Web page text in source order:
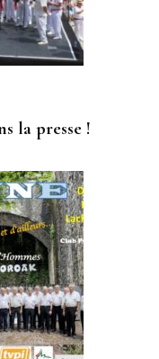
la presse !